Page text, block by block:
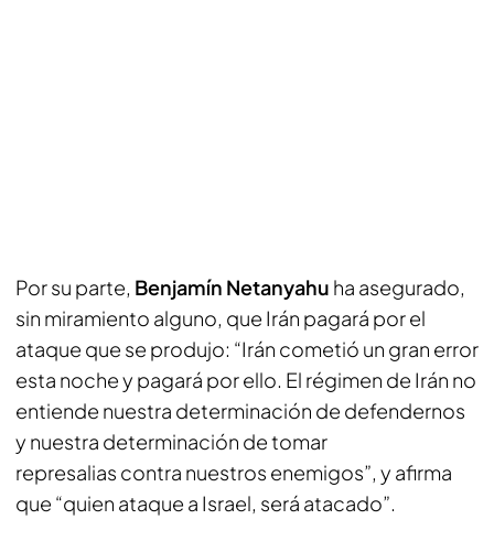
Por su parte, Benjamín Netanyahu ha asegurado,
sin miramiento alguno, que Irán pagará por el
ataque que se produjo: “Irán cometió un gran error
esta noche y pagará por ello. El régimen de Irán no
entiende nuestra determinación de defendernos
y nuestra determinación de tomar
represalias contra nuestros enemigos”, y afirma
que “quien ataque a Israel, será atacado”.